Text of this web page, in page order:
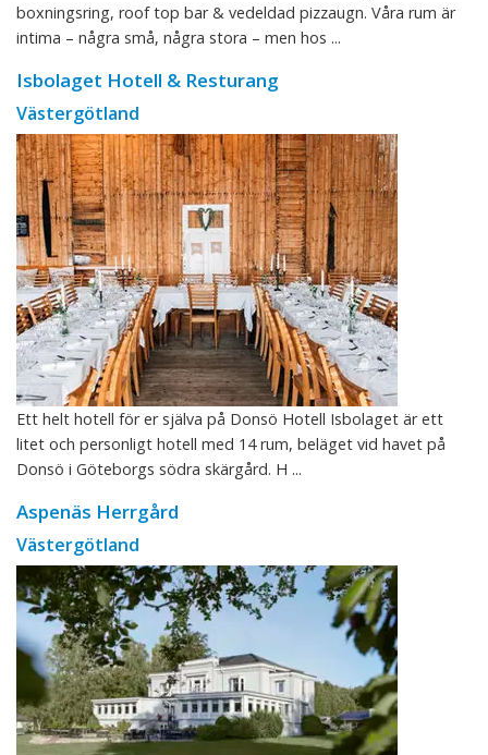
boxningsring, roof top bar & vedeldad pizzaugn. Våra rum är
intima – några små, några stora – men hos ...
Isbolaget Hotell & Resturang
Västergötland
Ett helt hotell för er själva på Donsö Hotell Isbolaget är ett
litet och personligt hotell med 14 rum, beläget vid havet på
Donsö i Göteborgs södra skärgård. H ...
Aspenäs Herrgård
Västergötland